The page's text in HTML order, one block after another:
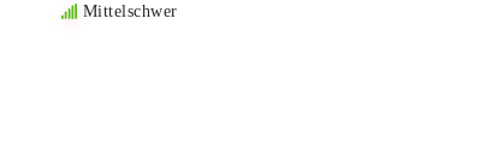
Mittelschwer